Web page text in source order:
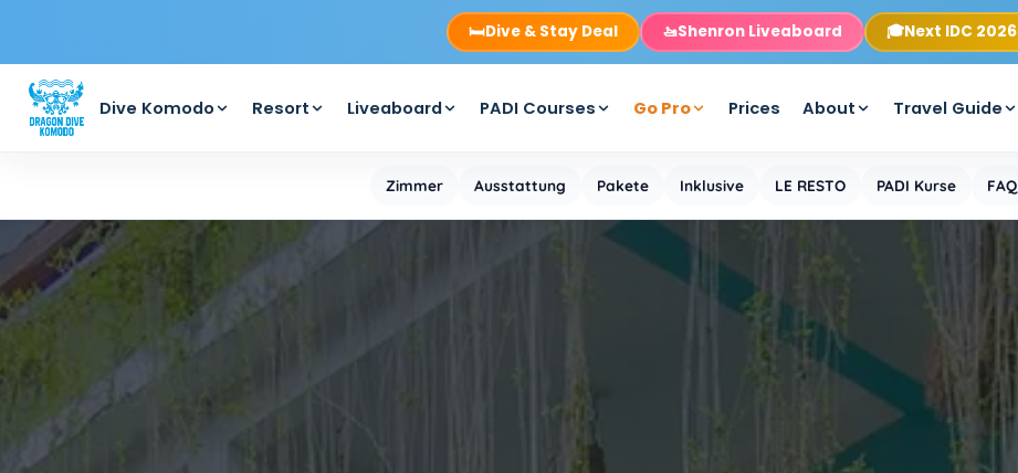
🛏️Dive & Stay Deal 🚤Shenron Liveaboard 🎓Next IDC 2026
Dive Komodo Resort Liveaboard PADI Courses Go Pro Prices About Travel Guide
Zimmer Ausstattung Pakete Inklusive LE RESTO PADI Kurse FAQ